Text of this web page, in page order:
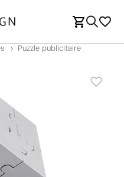
Puzzle publicitaire